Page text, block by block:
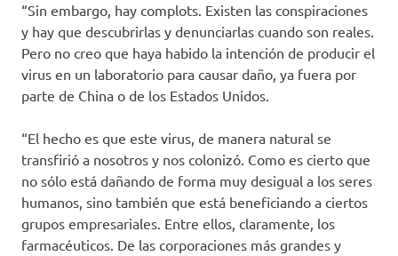
“Sin embargo, hay complots. Existen las conspiraciones
y hay que descubrirlas y denunciarlas cuando son reales.
Pero no creo que haya habido la intención de producir el
virus en un laboratorio para causar daño, ya fuera por
parte de China o de los Estados Unidos.
“El hecho es que este virus, de manera natural se
transfirió a nosotros y nos colonizó. Como es cierto que
no sólo está dañando de forma muy desigual a los seres
humanos, sino también que está beneficiando a ciertos
grupos empresariales. Entre ellos, claramente, los
farmacéuticos. De las corporaciones más grandes y